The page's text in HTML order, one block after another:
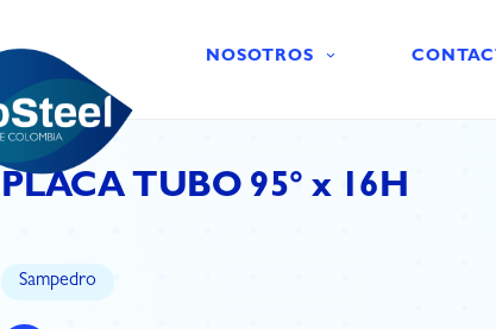
NOSOTROS
PLACA TUBO 95° x 16H
Sampedro